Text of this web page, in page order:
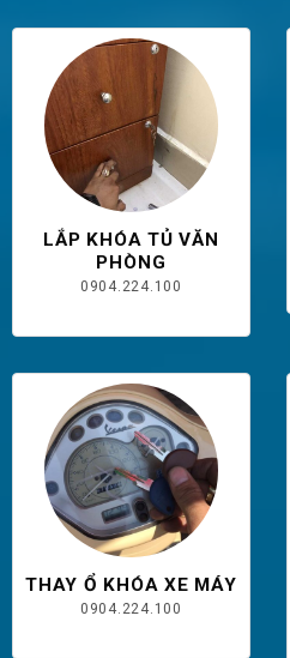
LẮP KHÓA TỦ VĂN
PHÒNG
0904.224.100
THAY Ổ KHÓA XE MÁY
0904.224.100